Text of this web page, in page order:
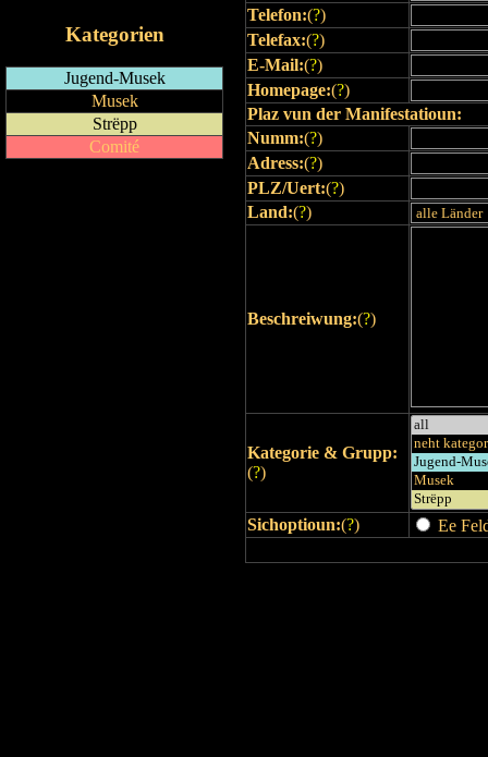
Kategorien
Jugend-Musek
Musek
Strëpp
Comité
Telefon:(?)
Telefax:(?)
E-Mail:(?)
Homepage:(?)
Plaz vun der Manifestatioun:
Numm:(?)
Adress:(?)
PLZ/Uert:(?)
Land:(?)
Beschreiwung:(?)
Kategorie & Grupp:
(?)
Sichoptioun:(?) Ee